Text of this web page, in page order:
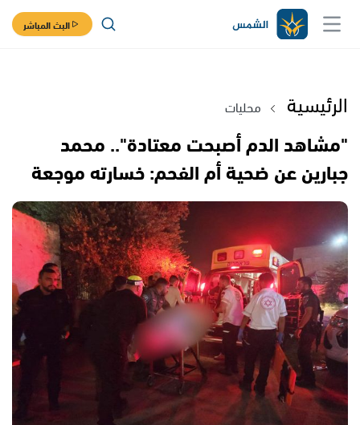
البث المباشر
الرئيسية محليات
"مشاهد الدم أصبحت معتادة".. محمد
جبارين عن ضحية أم الفحم: خسارته موجعة